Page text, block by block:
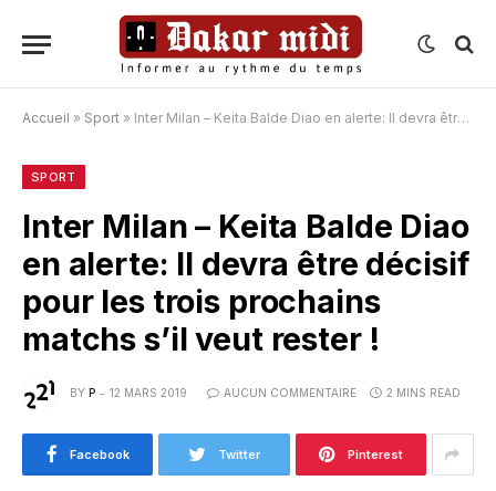
Accueil » Sport » Inter Milan – Keita Balde Diao en alerte: Il devra être décisif pour les trois prochains matchs s’il veut rester !
SPORT
Inter Milan – Keita Balde Diao
en alerte: Il devra être décisif
pour les trois prochains
matchs s’il veut rester !
BY P 12 MARS 2019 AUCUN COMMENTAIRE 2 MINS READ
Facebook Twitter Pinterest